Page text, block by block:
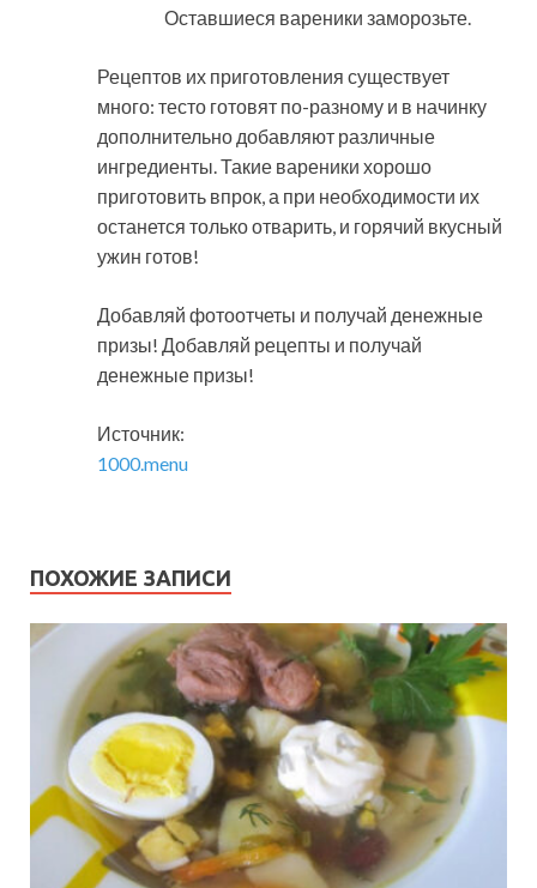
Оставшиеся вареники заморозьте.
Рецептов их приготовления существует
много: тесто готовят по-разному и в начинку
дополнительно добавляют различные
ингредиенты. Такие вареники хорошо
приготовить впрок, а при необходимости их
останется только отварить, и горячий вкусный
ужин готов!
Добавляй фотоотчеты и получай денежные
призы! Добавляй рецепты и получай
денежные призы!
Источник:
1000.menu
ПОХОЖИЕ ЗАПИСИ